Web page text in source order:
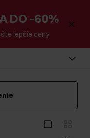
DO -60%
lepšie ceny